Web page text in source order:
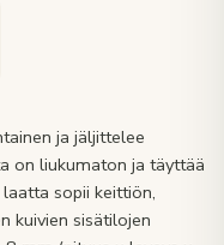
ja jäljittelee
on liukumaton ja täyttää
sopii keittiön,
kuivien sisätilojen